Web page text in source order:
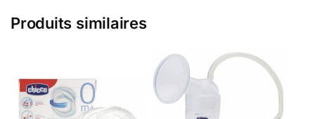
Produits similaires